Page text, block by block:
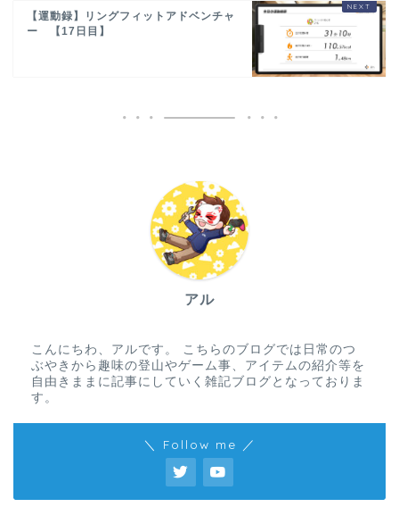
【運動録】リングフィットアドベンチャ
ー 【17日目】
アル
こんにちわ、アルです。 こちらのブログでは日常のつ
ぶやきから趣味の登山やゲーム事、アイテムの紹介等を
自由きままに記事にしていく雑記ブログとなっておりま
す。
＼ Follow me ／